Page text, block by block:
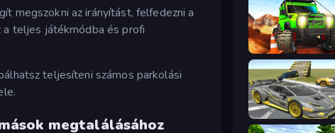
megszokni az irányítást, felfedezni a
teljes játékmódba és profi
teljesíteni számos parkolási
megtalálásához
Offroad Life 3D
Wrong Way